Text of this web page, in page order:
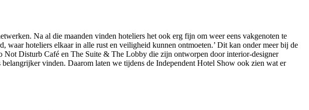
Na al die maanden vinden hoteliers het ook erg fijn om weer eens vakgenoten te
waar hoteliers elkaar in alle rust en veiligheid kunnen ontmoeten.’ Dit kan onder meer bij de
Not Disturb Café en The Suite & The Lobby die zijn ontworpen door interior-designer
vinden. Daarom laten we tijdens de Independent Hotel Show ook zien wat er